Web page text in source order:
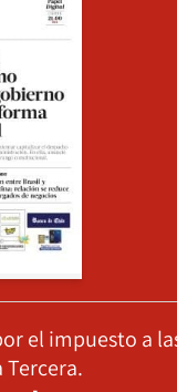
el impuesto a
Tercera.